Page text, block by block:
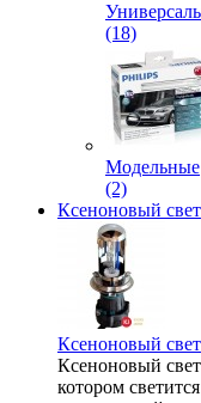
(18)
Модельные
(2)
Ксеноновый свет
Ксеноновый свет
Ксеноновый
котором